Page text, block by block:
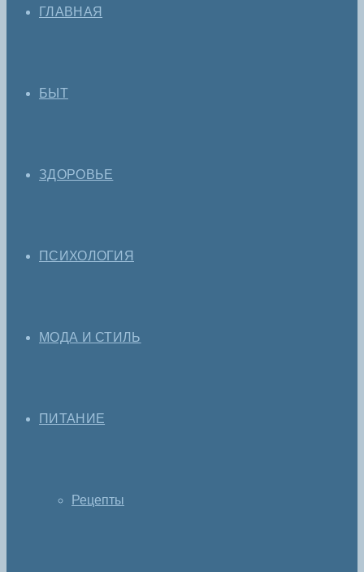
ГЛАВНАЯ
БЫТ
ЗДОРОВЬЕ
ПСИХОЛОГИЯ
МОДА И СТИЛЬ
ПИТАНИЕ
Рецепты